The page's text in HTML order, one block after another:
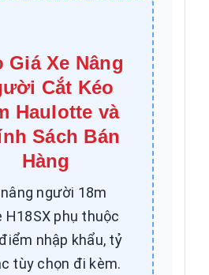
Giá Xe Nâng
Cắt Kéo
Haulotte và
Sách Bán
Hàng
người 18m
H18SX phụ thuộc
nhập khẩu, tỷ
tùy chọn đi kèm.